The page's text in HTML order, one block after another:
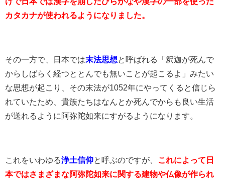
カタカナが使われるようになりました。
その一方で、日本では末法思想 と呼ばれる「釈迦が死んで
からしばらく経つととんでも無いことが起こるよ」みたい
な思想が起こり、その末法が1052年にやってくると信じら
れていたため、貴族たちはなんとか死んでからも良い生活
が送れるように阿弥陀如来にすがるようになります。
これをいわゆる浄土信仰と呼ぶのですが、
これによって日
本ではさまざまな阿弥陀如来に関する建物や仏像が作られ